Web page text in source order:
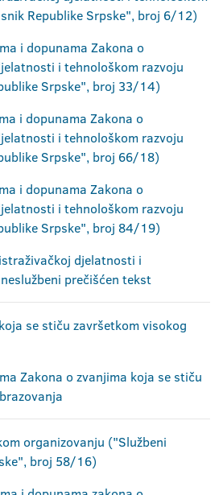
Republike Srpske", broj 6/12)
i dopunama Zakona o
i tehnološkom razvoju
Srpske", broj 33/14)
i dopunama Zakona o
i tehnološkom razvoju
Srpske", broj 66/18)
i dopunama Zakona o
i tehnološkom razvoju
Srpske", broj 84/19)
djelatnosti i
prečišćen tekst
se stiču završetkom visokog
Zakona o zvanjima koja se stiču
organizovanju ("Službeni
broj 58/16)